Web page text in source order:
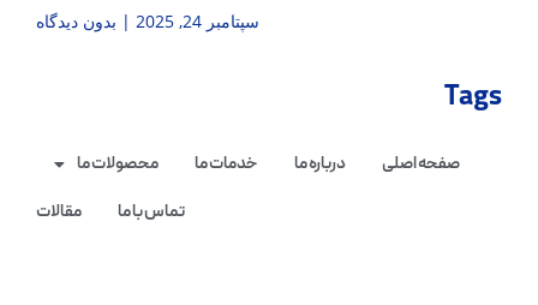
سپتامبر 24, 2025 بدون دیدگاه
Tags
صفحه اصلی درباره ما خدمات ما
محصولات ما
تماس با ما
مقالات